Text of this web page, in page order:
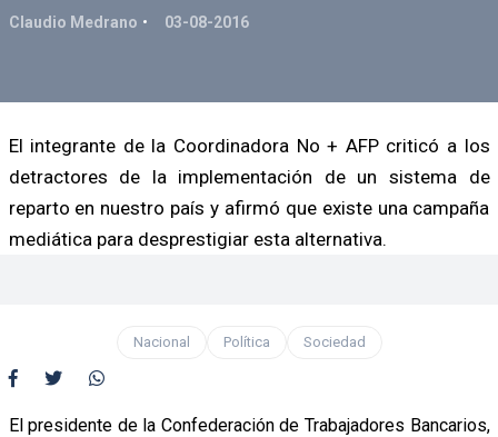
Claudio Medrano 03-08-2016
El integrante de la Coordinadora No + AFP criticó a los
detractores de la implementación de un sistema de
reparto en nuestro país y afirmó que existe una campaña
mediática para desprestigiar esta alternativa.
Nacional Política Sociedad
El presidente de la Confederación de Trabajadores Bancarios,